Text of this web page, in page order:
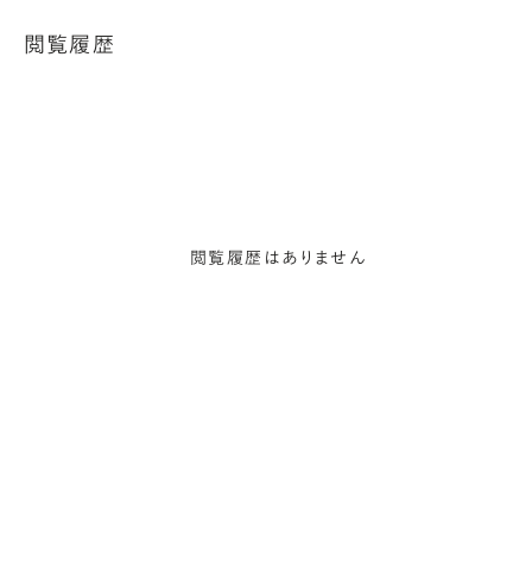
閲覧履歴
閲覧履歴はありません